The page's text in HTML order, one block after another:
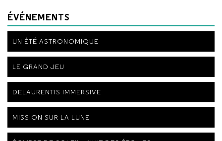
ÉVÉNEMENTS
UN ÉTÉ ASTRONOMIQUE
LE GRAND JEU
DELAURENTIS IMMERSIVE
MISSION SUR LA LUNE